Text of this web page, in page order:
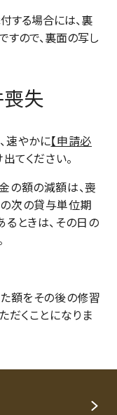
する場合には、裏
ので、裏面の写し
失
速やかに【申請必
てください。
の額の減額は、喪
次の貸与単位期
ときは、その日の
額をその後の修習
だくことになりま